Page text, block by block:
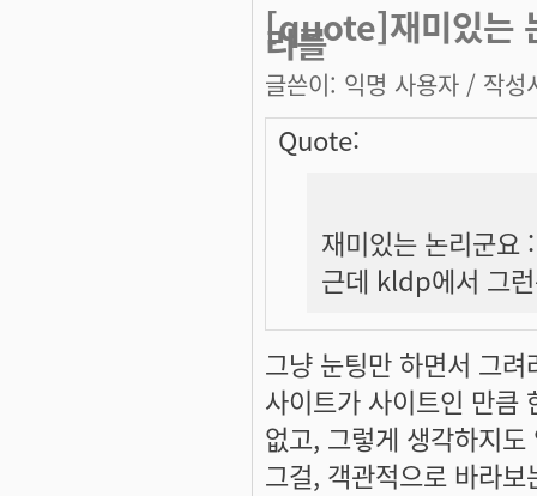
[quote]재미있는
리를
글쓴이: 익명 사용자 / 작성
Quote:
재미있는 논리군요
근데 kldp에서 그
그냥 눈팅만 하면서 그
사이트가 사이트인 만큼
없고, 그렇게 생각하지도
그걸, 객관적으로 바라